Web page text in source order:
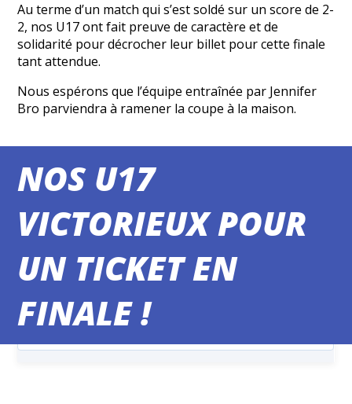
NOS U17
VICTORIEUX POUR
UN TICKET EN
FINALE !
Au terme d’un match qui s’est soldé sur un score de 2-
2, nos U17 ont fait preuve de caractère et de
solidarité pour décrocher leur billet pour cette finale
tant attendue.
Nous espérons que l’équipe entraînée par Jennifer
Bro parviendra à ramener la coupe à la maison.
MATCHS DU WEEK-END